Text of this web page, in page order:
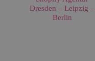
Dresden – Leipzig –
Berlin